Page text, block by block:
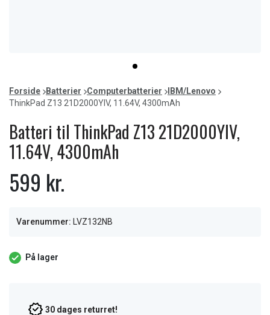
item
0
of
1
Forside Batterier Computerbatterier
IBM/Lenovo
ThinkPad Z13 21D2000YIV, 11.64V, 4300mAh
Batteri til ThinkPad Z13 21D2000YIV,
11.64V, 4300mAh
599 kr.
Varenummer: LVZ132NB
På lager
30 dages returret!